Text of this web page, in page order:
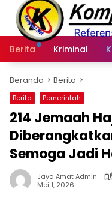
Langsung
konten
Berita
Kriminal
Beranda Berita
Berita Pemerintah
214 Jemaah
Semoga Jadi
Jaya Amat Admin
Mei 1, 2026